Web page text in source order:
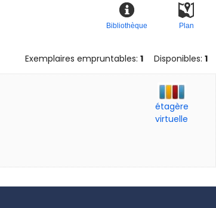
Plan
Bibliothèque
Exemplaires empruntables: 1 Disponibles: 1
étagère
virtuelle